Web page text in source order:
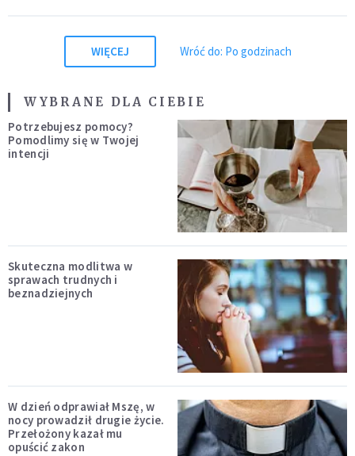
WIĘCEJ Wróć do: Po godzinach
WYBRANE DLA CIEBIE
Potrzebujesz pomocy?
Pomodlimy się w Twojej
intencji
Skuteczna modlitwa w
sprawach trudnych i
beznadziejnych
W dzień odprawiał Mszę, w
nocy prowadził drugie życie.
Przełożony kazał mu
opuścić zakon